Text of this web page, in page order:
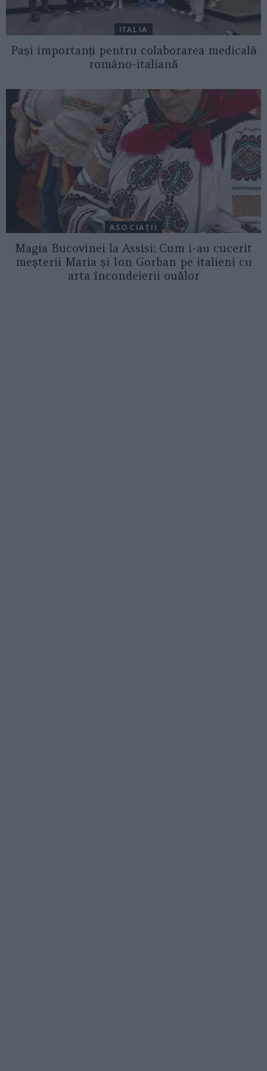
ITALIA
Pași importanți pentru colaborarea medicală
româno-italiană
ASOCIAŢII
Magia Bucovinei la Assisi: Cum i-au cucerit
meșterii Maria și Ion Gorban pe italieni cu
arta încondeierii ouălor